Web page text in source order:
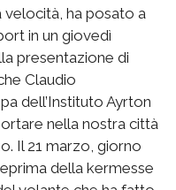
velocità, ha posato a
in un giovedì
presentazione di
Claudio
dell’Instituto Ayrton
nella nostra città
Il 21 marzo, giorno
della kermesse